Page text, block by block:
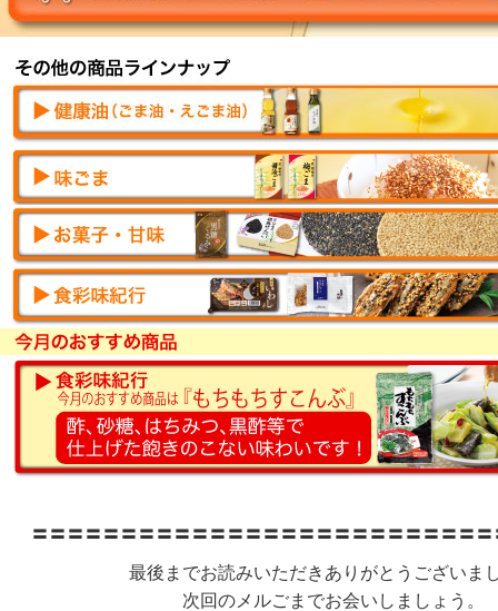
〓〓〓〓〓〓〓〓〓〓〓〓〓〓〓〓〓〓〓〓〓〓〓〓〓
最後までお読みいただきありがとうございま
次回のメルごまでお会いしましょう。